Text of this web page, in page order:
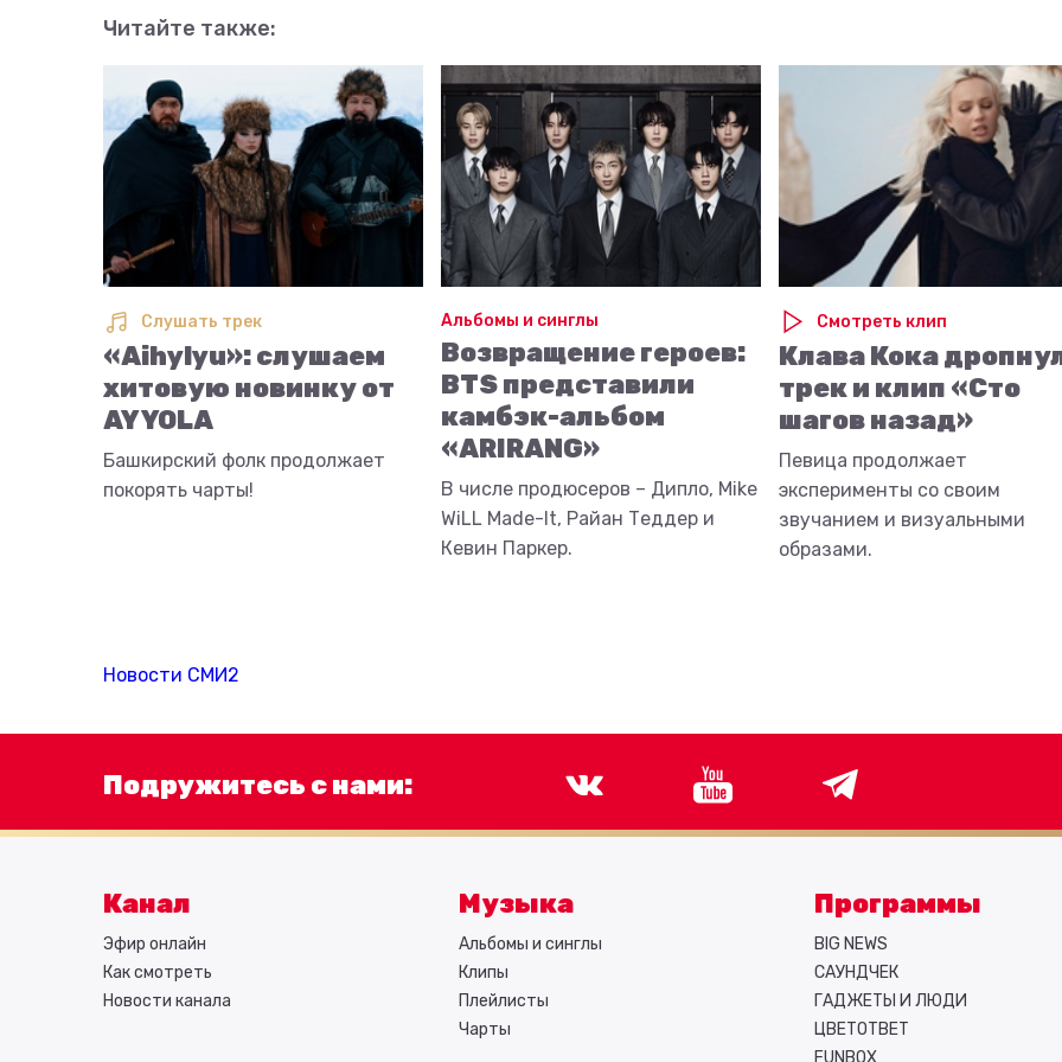
Читайте также:
Слушать трек
«Aihylyu»: слушаем
хитовую новинку от
AY YOLA
Башкирский фолк продолжает
покорять чарты!
Альбомы и синглы
Возвращение героев:
BTS представили
камбэк-альбом
«ARIRANG»
В числе продюсеров – Дипло, Mike
WiLL Made-It, Райан Теддер и
Кевин Паркер.
Смотреть клип
Клава Кока
трек и клип «Сто
шагов назад»
Певица продолжает
эксперименты со своим
звучанием и визуальными
образами.
Новости СМИ2
Подружитесь с нами:
Канал
Эфир онлайн
Как смотреть
Новости канала
Музыка
Альбомы и синглы
Клипы
Плейлисты
Чарты
Программы
BIG NEWS
САУНДЧЕК
ГАДЖЕТЫ И ЛЮДИ
ЦВЕТОТВЕТ
FUNBOX